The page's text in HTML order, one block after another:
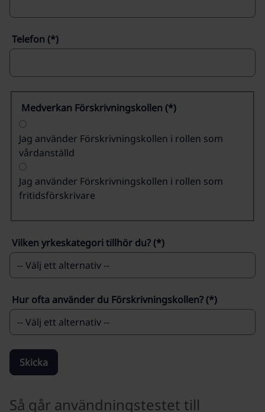
Telefon
Medverkan Förskrivningskollen
Jag använder Förskrivningskollen i rollen som
vårdanställd
Jag använder Förskrivningskollen i rollen som
fritidsförskrivare
Vilken yrkeskategori tillhör du?
Hur ofta använder du Förskrivningskollen?
Skicka
Så går användningstestet till